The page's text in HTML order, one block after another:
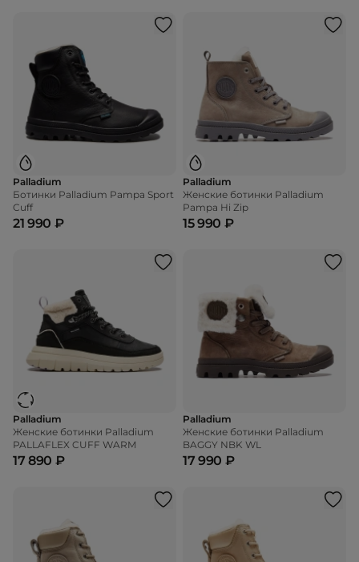
Palladium
Ботинки Palladium Pampa Sport
Cuff
21 990 ₽
Palladium
Женские ботинки Palladium
Pampa Hi Zip
15 990 ₽
Palladium
Женские ботинки Palladium
PALLAFLEX CUFF WARM
17 890 ₽
Palladium
Женские ботинки Palladium
BAGGY NBK WL
17 990 ₽